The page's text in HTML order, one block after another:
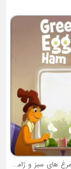
فصل 1 : تخم مرغ های سبز و ژامبون